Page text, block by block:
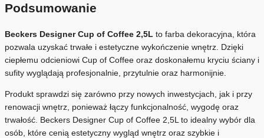
Podsumowanie
Beckers Designer Cup of Coffee 2,5L to farba dekoracyjna, która
pozwala uzyskać trwałe i estetyczne wykończenie wnętrz. Dzięki
ciepłemu odcieniowi Cup of Coffee oraz doskonałemu kryciu ściany i
sufity wyglądają profesjonalnie, przytulnie oraz harmonijnie.
Produkt sprawdzi się zarówno przy nowych inwestycjach, jak i przy
renowacji wnętrz, ponieważ łączy funkcjonalność, wygodę oraz
trwałość. Beckers Designer Cup of Coffee 2,5L to idealny wybór dla
osób, które cenią estetyczny wygląd wnętrz oraz szybkie i